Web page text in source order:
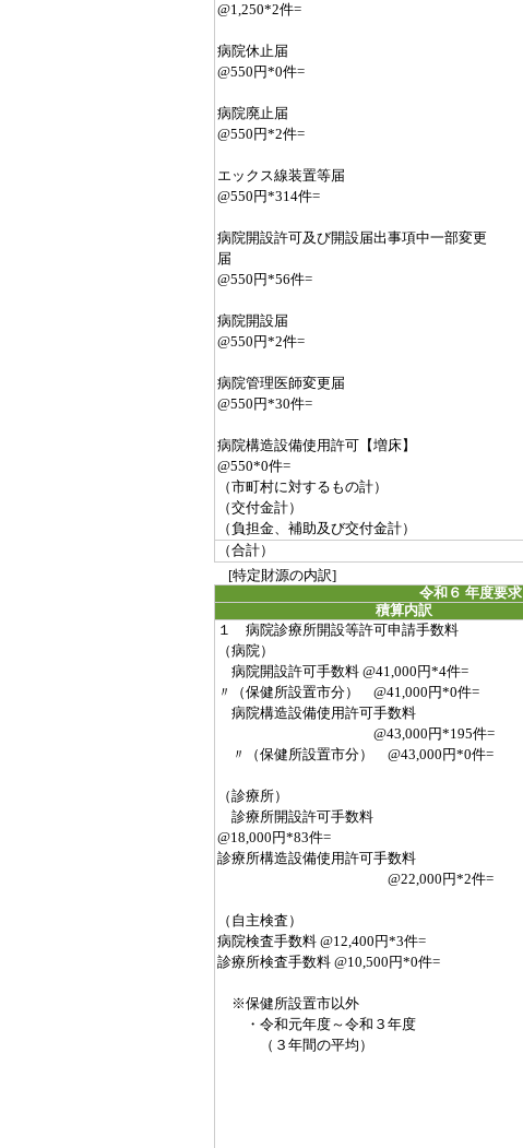
@1,250*2件=
病院休止届
@550円*0件=
病院廃止届
@550円*2件=
エックス線装置等届
@550円*314件=
病院開設許可及び開設届出事項中一部変更
届
@550円*56件=
病院開設届
@550円*2件=
病院管理医師変更届
@550円*30件=
病院構造設備使用許可【増床】
@550*0件=
（市町村に対するもの計）
（交付金計）
（負担金、補助及び交付金計）
（合計）
[特定財源の内訳]
令和６ 年度要求
積算内訳
１ 病院診療所開設等許可申請手数料
（病院）
病院開設許可手数料 @41,000円*4件=
〃（保健所設置市分） @41,000円*0件=
病院構造設備使用許可手数料
@43,000円*195件=
〃（保健所設置市分） @43,000円*0件=
（診療所）
診療所開設許可手数料
@18,000円*83件=
診療所構造設備使用許可手数料
@22,000円*2件=
（自主検査）
病院検査手数料 @12,400円*3件=
診療所検査手数料 @10,500円*0件=
※保健所設置市以外
・令和元年度～令和３年度
（３年間の平均）